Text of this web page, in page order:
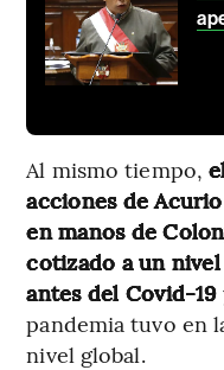
Al mismo tiempo,
acciones de
en manos de
cotizado a un
antes del Covid-19
pandemia tuvo en
nivel global.